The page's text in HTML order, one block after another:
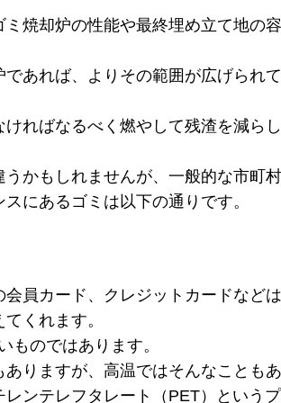
焼却炉の性能や最終埋め立て地の
あれば、よりその範囲が広げられ
ればなるべく燃やして残渣を減ら
かもしれませんが、一般的な市町
にあるゴミは以下の通りです。
員カード、クレジットカードなど
くれます。
ものではあります。
りますが、高温ではそんなこともあ
ンテレフタレート（PET）という